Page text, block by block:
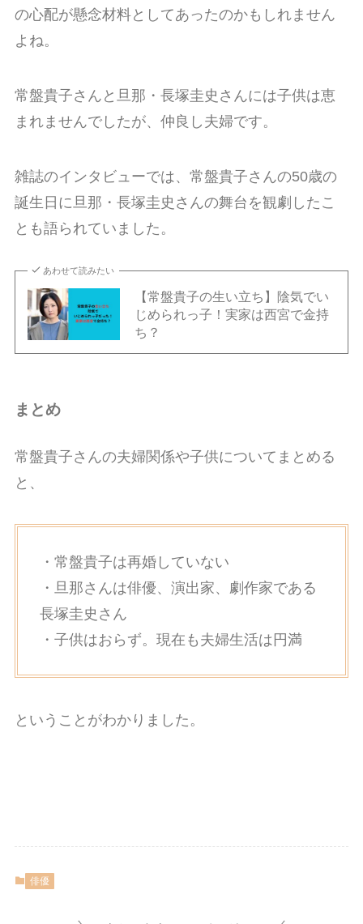
の心配が懸念材料としてあったのかもしれません
よね。
常盤貴子さんと旦那・長塚圭史さんには子供は恵
まれませんでしたが、仲良し夫婦です。
雑誌のインタビューでは、常盤貴子さんの50歳の
誕生日に旦那・長塚圭史さんの舞台を観劇したこ
とも語られていました。
あわせて読みたい
【常盤貴子の生い立ち】陰気でい
じめられっ子！実家は西宮で金持
ち？
まとめ
常盤貴子さんの夫婦関係や子供についてまとめる
と、
・常盤貴子は再婚していない
・旦那さんは俳優、演出家、劇作家である
長塚圭史さん
・子供はおらず。現在も夫婦生活は円満
ということがわかりました。
俳優